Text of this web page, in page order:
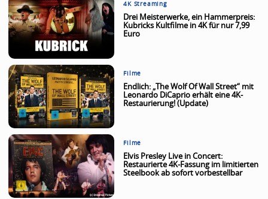
4K Streaming
Drei Meisterwerke, ein Hammerpreis:
Kubricks Kultfilme in 4K für nur 7,99
Euro
Filme
Endlich: „The Wolf Of Wall Street“ mit
Leonardo DiCaprio erhält eine 4K-
Restaurierung! (Update)
Filme
Elvis Presley Live in Concert:
Restaurierte 4K-Fassung im limitierten
Steelbook ab sofort vorbestellbar